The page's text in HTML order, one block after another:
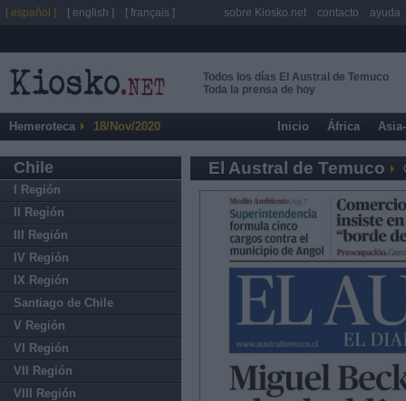
Todos los días El Austral de Temuco
Toda la prensa de hoy
Hemeroteca 18/Nov/2020 Inicio África
Chile
I Región
II Región
III Región
IV Región
IX Región
Santiago de Chile
V Región
VI Región
VII Región
VIII Región
El Austral de Temuco
[ español ] [ english ] [ français ] sobre Kiosko.net contacto ayuda